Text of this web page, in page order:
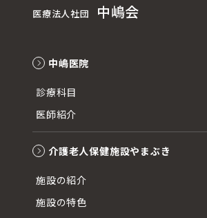
医療法人社団 中嶋会
中嶋医院
診療科目
医師紹介
介護老人保健施設やまぶき
施設の紹介
施設の特色